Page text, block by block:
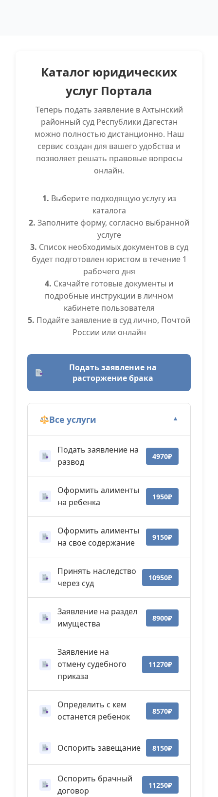
Каталог юридических
услуг Портала
Теперь подать заявление в Ахтынский
районный суд Республики Дагестан
можно полностью дистанционно. Наш
сервис создан для вашего удобства и
позволяет решать правовые вопросы
онлайн.
1. Выберите подходящую услугу из
каталога
2. Заполните форму, согласно выбранной
услуге
3. Список необходимых документов в суд
будет подготовлен юристом в течение 1
рабочего дня
4. Скачайте готовые документы и
подробные инструкции в личном
кабинете пользователя
5. Подайте заявление в суд лично, Почтой
России или онлайн
Подать заявление на
расторжение брака
Все услуги ▼
Подать заявление на
развод
4970₽
Оформить алименты
на ребенка
1950₽
Оформить алименты
на свое содержание
9150₽
Принять наследство
через суд
10950₽
Заявление на раздел
имущества
8900₽
Заявление на
отмену судебного
приказа
11270₽
Определить с кем
останется ребенок
8570₽
Оспорить завещание 8150₽
Оспорить брачный
договор
11250₽